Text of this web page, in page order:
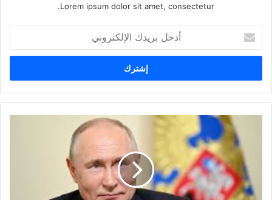
Lorem ipsum dolor sit amet, consectetur.
بريدك
الإلكتروني